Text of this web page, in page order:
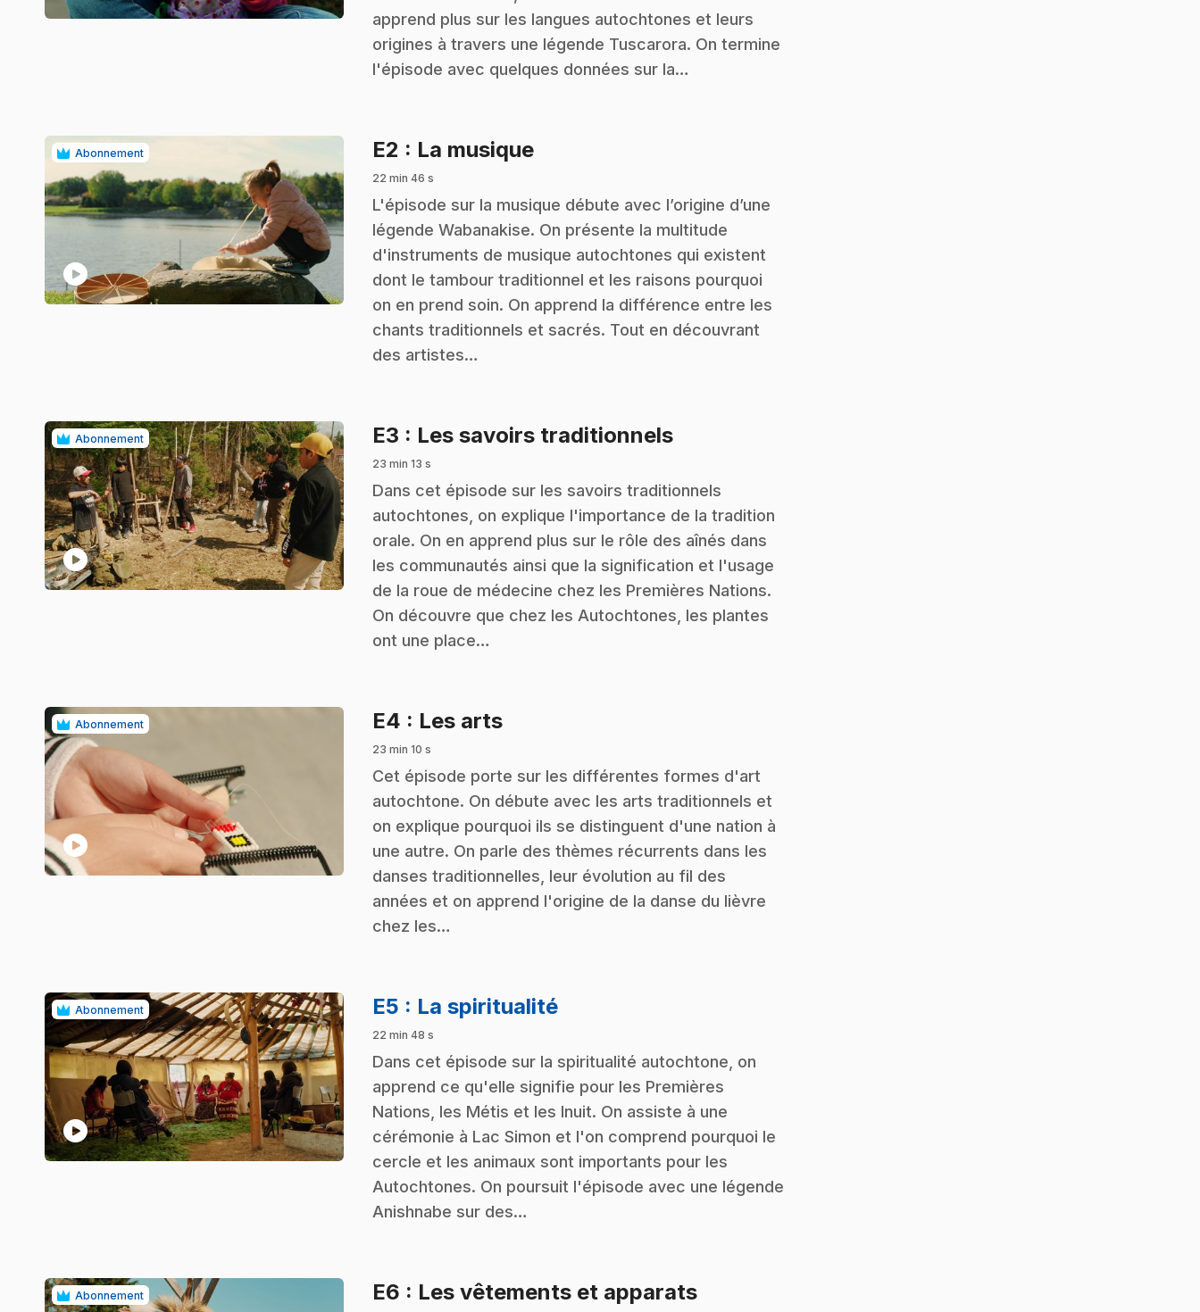
apprend plus sur les langues autochtones et leurs
origines à travers une légende Tuscarora. On termine
l'épisode avec quelques données sur la…
Abonnement
play_circle
E2 : La musique.
22 min 46 s
.L'épisode sur la musique débute avec l’origine d’une
légende Wabanakise. On présente la multitude
d'instruments de musique autochtones qui existent
dont le tambour traditionnel et les raisons pourquoi
on en prend soin. On apprend la différence entre les
chants traditionnels et sacrés. Tout en découvrant
des artistes…
Abonnement
play_circle
E3 : Les savoirs traditionnels.
23 min 13 s
.Dans cet épisode sur les savoirs traditionnels
autochtones, on explique l'importance de la tradition
orale. On en apprend plus sur le rôle des aînés dans
les communautés ainsi que la signification et l'usage
de la roue de médecine chez les Premières Nations.
On découvre que chez les Autochtones, les plantes
ont une place…
Abonnement
play_circle
E4 : Les arts.
23 min 10 s
.Cet épisode porte sur les différentes formes d'art
autochtone. On débute avec les arts traditionnels et
on explique pourquoi ils se distinguent d'une nation à
une autre. On parle des thèmes récurrents dans les
danses traditionnelles, leur évolution au fil des
années et on apprend l'origine de la danse du lièvre
chez les…
Abonnement
play_circle
E5 : La spiritualité.
22 min 48 s
.Dans cet épisode sur la spiritualité autochtone, on
apprend ce qu'elle signifie pour les Premières
Nations, les Métis et les Inuit. On assiste à une
cérémonie à Lac Simon et l'on comprend pourquoi le
cercle et les animaux sont importants pour les
Autochtones. On poursuit l'épisode avec une légende
Anishnabe sur des…
Abonnement E6 : Les vêtements et apparats.